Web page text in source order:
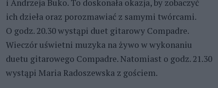
i Andrzeja Buko. To doskonała okazja, by zobaczyć
ich dzieła oraz porozmawiać z samymi twórcami.
O godz. 20.30 wystąpi duet gitarowy Compadre.
Wieczór uświetni muzyka na żywo w wykonaniu
duetu gitarowego Compadre. Natomiast o godz. 21.30
wystąpi Maria Radoszewska z gościem.